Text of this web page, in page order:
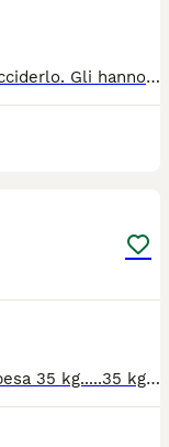
Mortimer nato il 01/01/2026. Hanno tentato di ucciderlo. Gli hanno fatto mangiare ossa di pollo, pelle e derivati con puntine da disegno. Lui non è morto, perché una persona lo ha sentito guaire dai dolori e lo ha portato subito al soccorso veterinario. Li è stato pulito l'addome, dove per fortuna questo "cibo" era rimasto. Se passava oltre, il cucciolo moriva, anzi, lo dovevano sopprimere. Lui è un cucciolo tanto buono e carino e non ha smesso di fidarsi delle persone. Per tutte le info chiamate il 0039/3714497821
Asia nata il 01/01/2021 lei è 60 cm di garrese e pesa 35 kg.....35 kg di amore puro ! Un nuvola bianca da coccolare ! Bella, buona e coccolosa ! Lei è stata sequestrata al suo padrone, che la maltrattava. Per farla sembrare cattiva, pericolosa ed aggresiva, le ha tagliato anche le orecchie ! Povero piccolo amore. Ma lei non ha mai smesso di amare gli esseri umani, perchè lei ha un cuore troppo grande. Sarebbe ora, che lei esce dal canile per entrare in una casa tutta sua con una famiglia tutta sua. è brava, buona e va d'accordo con tutti ! per tutte le info chiamate il 0039/3714497821